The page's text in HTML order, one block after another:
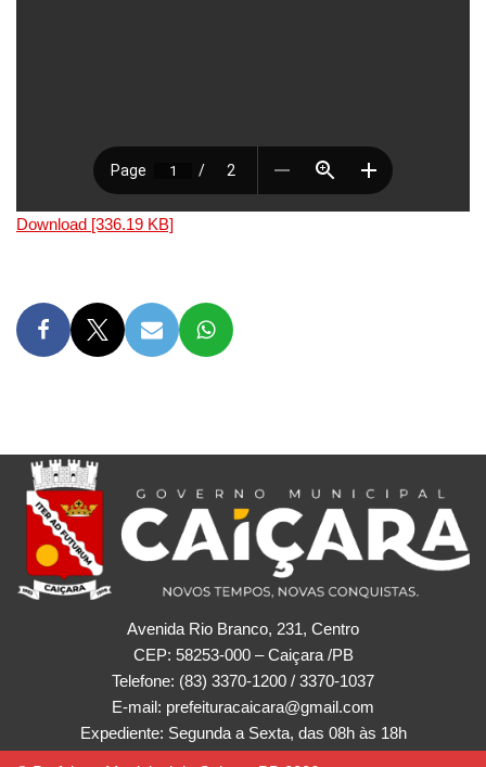
Download [336.19 KB]
Avenida Rio Branco, 231, Centro
CEP: 58253-000 – Caiçara /PB
Telefone: (83) 3370-1200 / 3370-1037
E-mail: prefeituracaicara@gmail.com
Expediente: Segunda a Sexta, das 08h às 18h